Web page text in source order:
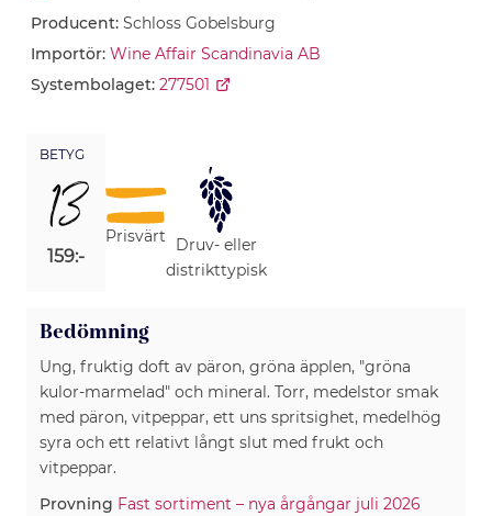
Producent: Schloss Gobelsburg
Importör: Wine Affair Scandinavia AB
Systembolaget: 277501
BETYG
13
159:-
Prisvärt
Druv- eller
distrikttypisk
Bedömning
Ung, fruktig doft av päron, gröna äpplen, "gröna
kulor-marmelad" och mineral. Torr, medelstor smak
med päron, vitpeppar, ett uns spritsighet, medelhög
syra och ett relativt långt slut med frukt och
vitpeppar.
Provning Fast sortiment – nya årgångar juli 2026